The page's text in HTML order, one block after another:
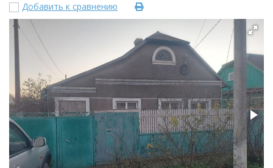
Добавить к сравнению